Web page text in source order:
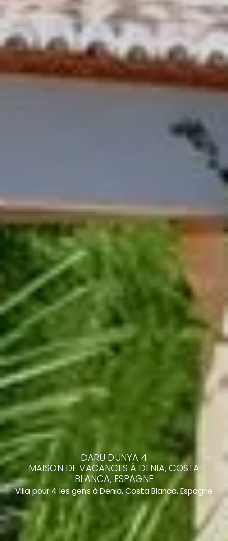
DARU DUNYA 4
MAISON DE VACANCES À DENIA, COSTA
BLANCA, ESPAGNE
Villa pour 4 les gens à Denia, Costa Blanca, Espagne